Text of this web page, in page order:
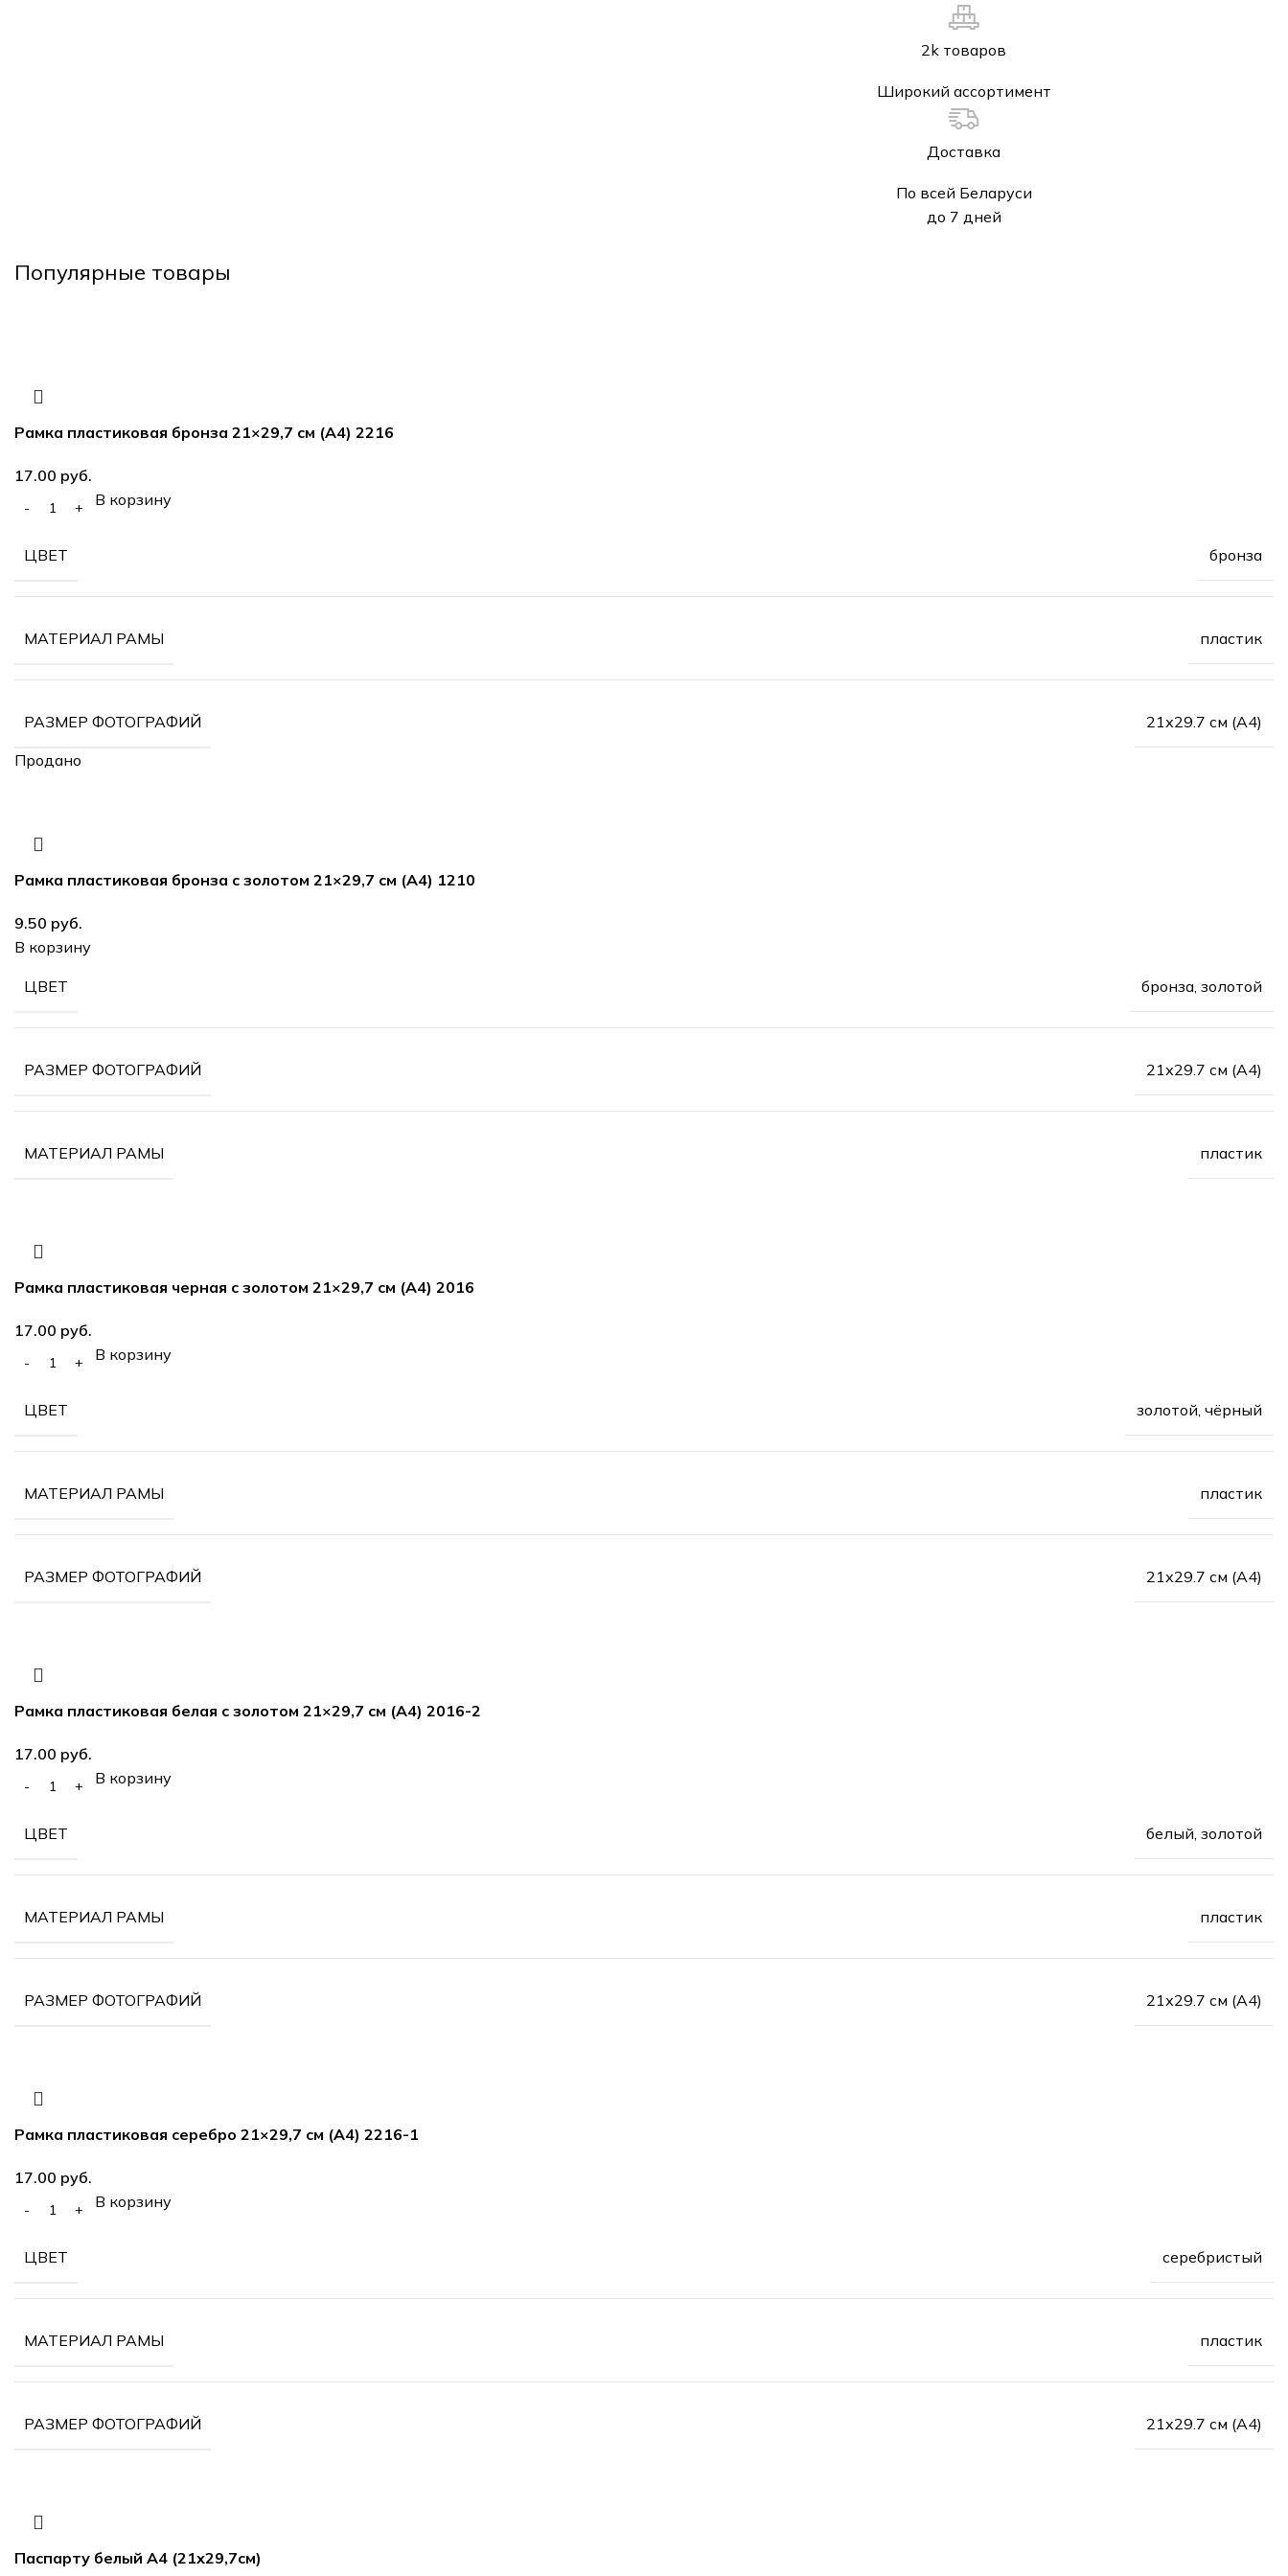
2k товаров
Широкий ассортимент
Доставка
По всей Беларуси
до 7 дней
Популярные товары
Рамка пластиковая бронза 21×29,7 см (А4) 2216
руб.
В корзину
ЦВЕТ бронза
МАТЕРИАЛ РАМЫ пластик
РАЗМЕР ФОТОГРАФИЙ 21х29.7 см (А4)
Продано
Рамка пластиковая бронза с золотом 21×29,7 см (А4) 1210
руб.
В корзину
ЦВЕТ бронза, золотой
РАЗМЕР ФОТОГРАФИЙ 21х29.7 см (А4)
МАТЕРИАЛ РАМЫ пластик
Рамка пластиковая черная с золотом 21×29,7 см (А4) 2016
руб.
В корзину
ЦВЕТ золотой, чёрный
МАТЕРИАЛ РАМЫ пластик
РАЗМЕР ФОТОГРАФИЙ 21х29.7 см (А4)
Рамка пластиковая белая с золотом 21×29,7 см (А4) 2016-2
руб.
В корзину
ЦВЕТ белый, золотой
МАТЕРИАЛ РАМЫ пластик
РАЗМЕР ФОТОГРАФИЙ 21х29.7 см (А4)
Рамка пластиковая серебро 21×29,7 см (А4) 2216-1
руб.
В корзину
ЦВЕТ серебристый
МАТЕРИАЛ РАМЫ пластик
РАЗМЕР ФОТОГРАФИЙ 21х29.7 см (А4)
Паспарту белый А4 (21х29,7см)